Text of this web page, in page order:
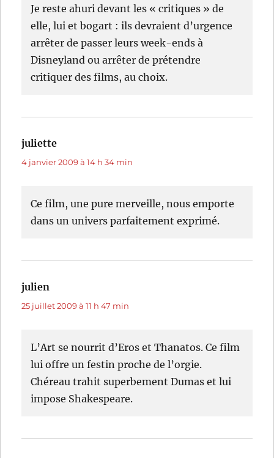
Je reste ahuri devant les « critiques » de
elle, lui et bogart : ils devraient d’urgence
arrêter de passer leurs week-ends à
Disneyland ou arrêter de prétendre
critiquer des films, au choix.
juliette
4 janvier 2009 à 14 h 34 min
Ce film, une pure merveille, nous emporte
dans un univers parfaitement exprimé.
julien
25 juillet 2009 à 11 h 47 min
L’Art se nourrit d’Eros et Thanatos. Ce film
lui offre un festin proche de l’orgie.
Chéreau trahit superbement Dumas et lui
impose Shakespeare.